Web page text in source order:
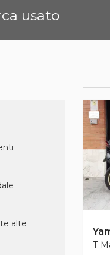
usato
alte
T-